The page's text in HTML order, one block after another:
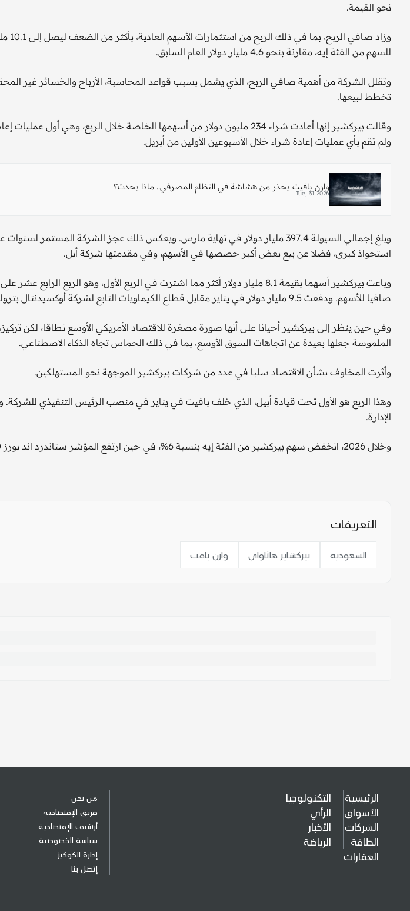
نحو القيمة.
للسهم من الفئة إيه، مقارنة بنحو 4.6 مليار دولار العام السابق.
وتقلل الشركة من أهمية صافي الربح، الذي يشمل بسبب قواعد المحاسبة، الأرباح والخسائر غير
تخطط لبيعها.
ولم تقم بأي ​عمليات إعادة شراء خلال الأسبوعين ‌الأولين من أبريل.
وارن بافيت يحذر من هشاشة في النظام المصرفي.. ماذا يحدث؟
Tue, 31 2026
وبلغ إجمالي السيولة 397.4 مليار دولار في ‌نهاية مارس. ويعكس ذلك عجز الشركة المستمر
استحواذ كبرى، فضلا عن بيع بعض أكبر حصصها في الأسهم، وفي مقدمتها شركة أبل.
وباعت بيركشير أسهما بقيمة 8.1 مليار دولار أكثر ‌مما اشترت في الربع الأول، وهو الربع
صافيا ⁠للأسهم. ودفعت ⁠9.5 مليار دولار في يناير مقابل قطاع الكيماويات التابع لشركة أوكسيدنتال بتروليوم.
وفي حين ينظر إلى بيركشير أحيانا على أنها صورة مصغرة للاقتصاد الأمريكي الأوسع نطاقا، لكن
الملموسة جعلها بعيدة عن اتجاهات السوق الأوسع، بما في ذلك الحماس تجاه الذكاء الاصطناعي.
وأثرت المخاوف بشأن الاقتصاد سلبا في عدد من شركات بيركشير الموجهة نحو المستهلكين.
وهذا الربع هو الأول تحت قيادة أبيل، الذي خلف بافيت في يناير في منصب الرئيس التنفيذي
الإدارة.
وخلال ​2026، انخفض سهم بيركشير ​من الفئة إيه بنسبة 6%، في حين ارتفع المؤشر ستاندرد اند بورز 500 نحو 6%.
التعريفات
السعودية بيركشاير هاثاواي وارن بافت
الرئيسية
الأسواق
الشركات
الطاقة
العقارات
التكنولوجيا
الرأي
الأخبار
الرياضة
من نحن
فريق الإقتصادية
أرشيف الإقتصادية
سياسة الخصوصية
إدارة الكوكيز
إتصل بنا